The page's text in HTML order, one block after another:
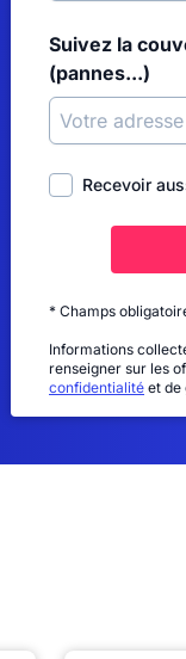
Suivez la
(pannes...)
Recevoir
* Champs
Informations
renseigner sur les
confidentialité et de